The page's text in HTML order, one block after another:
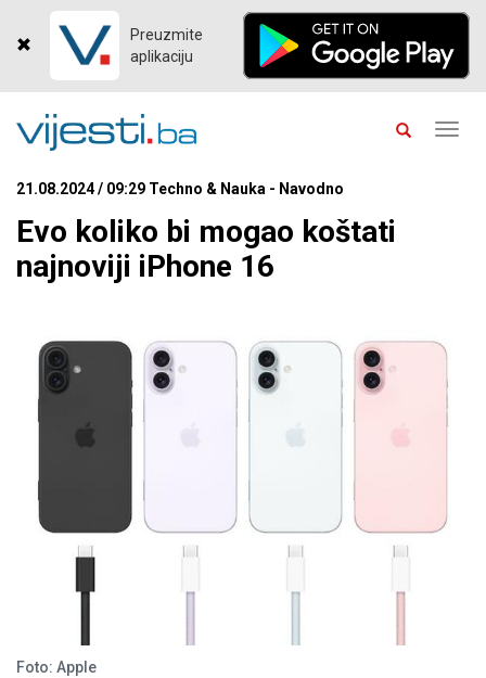
Preuzmite
aplikaciju
21.08.2024 / 09:29 Techno & Nauka - Navodno
Evo koliko bi mogao koštati
najnoviji iPhone 16
Foto: Apple